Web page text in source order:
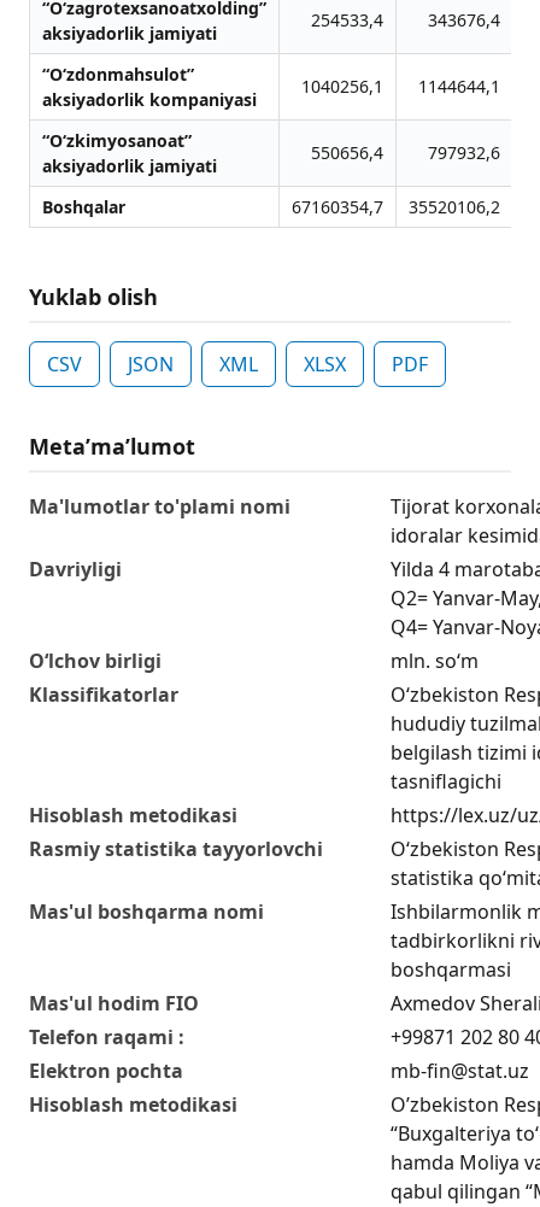
“O‘zagrotexsanoatxolding”
aksiyadorlik jamiyati
254533,4 343676,4
“O‘zdonmahsulot”
aksiyadorlik kompaniyasi
1040256,1 1144644,1
“O‘zkimyosanoat”
aksiyadorlik jamiyati
550656,4 797932,6
Boshqalar 67160354,7 35520106,2
Yuklab olish
CSV JSON XML XLSX PDF
Metaʼmaʼlumot
Ma'lumotlar to'plami nomi
Tijorat
idoralar
Davriyligi
Yilda 4
Q2= Yanvar-
Q4= Yanvar-
O‘lchov birligi
mln. so‘m
Klassifikatorlar
O‘zbekiston
hududiy
belgilash tizimi
tasniflagichi
Hisoblash metodikasi
https://lex.uz/
Rasmiy statistika tayyorlovchi
O‘zbekiston
statistika
Mas'ul boshqarma nomi
Ishbilarmonlik
tadbirkorlikni
boshqarmasi
Mas'ul hodim FIO
Axmedov
Telefon raqami :
+99871 202 80
Elektron pochta
mb-fin@stat.uz
Hisoblash metodikasi
O’zbekiston
“Buxgalteriya
hamda Moliya
qabul qilingan